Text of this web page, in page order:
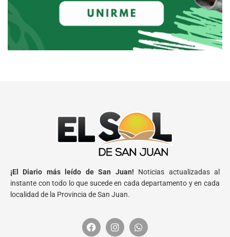
¡El Diario más leído de San Juan! Noticias actualizadas al
instante con todo lo que sucede en cada departamento y en cada
localidad de la Provincia de San Juan.